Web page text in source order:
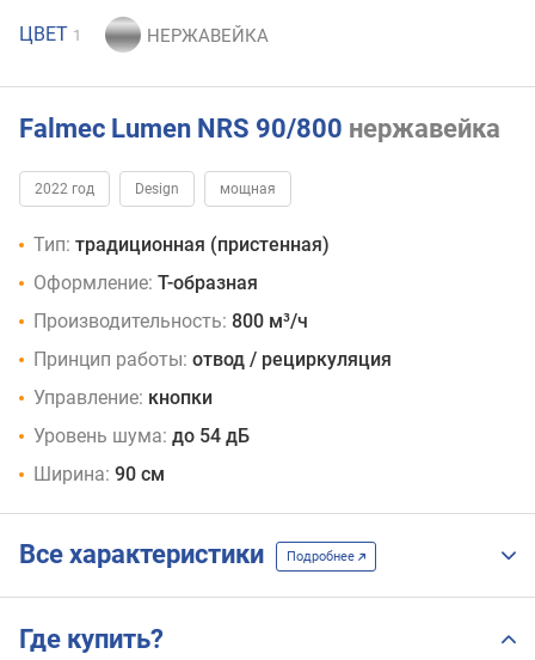
ЦВЕТ 1
Falmec Lumen NRS 90/800 нержавейка
2022 год Design мощная
Тип: традиционная (пристенная)
Оформление: Т-образная
Производительность: 800 м³/ч
Принцип работы: отвод / рециркуляция
Управление: кнопки
Уровень шума: до 54 дБ
Ширина: 90 см
Все характеристики Подробнее
Где купить?